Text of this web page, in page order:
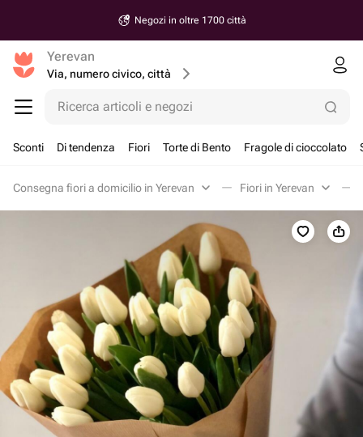
Negozi in oltre 1700 città
Yerevan
Via, numero civico, città
Ricerca articoli e negozi
Sconti Di tendenza Fiori Torte di Bento Fragole di cioccolato
Consegna fiori a domicilio in Yerevan Fiori in Yerevan